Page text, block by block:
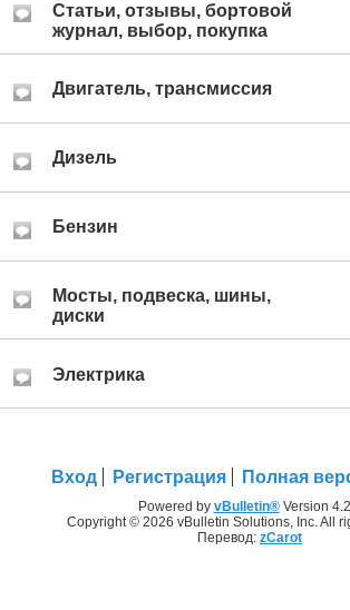
Статьи, отзывы, бортовой
журнал, выбор, покупка
Двигатель, трансмиссия
Дизель
Бензин
Мосты, подвеска, шины,
диски
Электрика
Вход Регистрация Полная
Powered by vBulletin®Version
Copyright © 2026 vBulletin Solutions, Inc. All
Перевод: zCarot